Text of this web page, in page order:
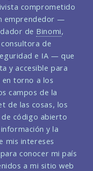
comprometido
emprendedor —
de Binomi,
consultora de
e IA — que
y accesible para
torno a los
campos de la
de las cosas, los
código abierto
y la
mis intereses
conocer mi país
a mi sitio web